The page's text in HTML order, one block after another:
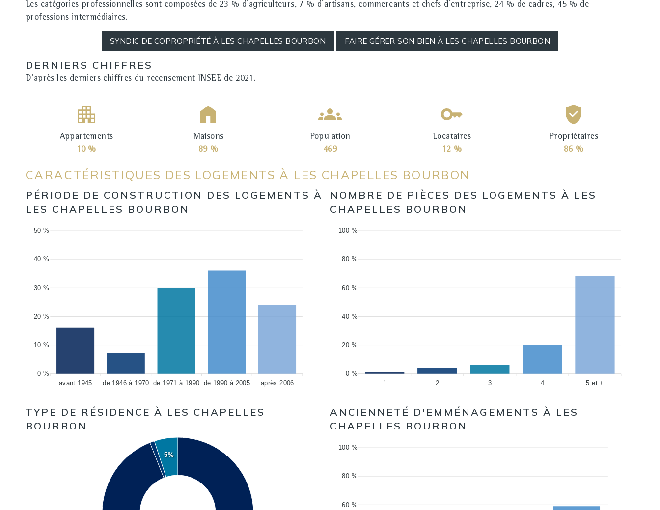
Les catégories professionnelles sont composées de 23 % d'agriculteurs, 7 % d'artisans, commercants et chefs d'entreprise, 24 % de cadres, 45 % de
professions intermédiaires.
SYNDIC DE COPROPRIÉTÉ À LES CHAPELLES BOURBON FAIRE GÉRER SON BIEN À LES CHAPELLES BOURBON
DERNIERS CHIFFRES
D'après les derniers chiffres du recensement INSEE de 2021.
Appartements
10 %
Maisons
89 %
Population
469
Locataires
12 %
Propriétaires
86 %
CARACTÉRISTIQUES DES LOGEMENTS À LES CHAPELLES BOURBON
PÉRIODE DE CONSTRUCTION DES LOGEMENTS À
LES CHAPELLES BOURBON
50 %
40 %
30 %
20 %
10 %
0 %
avant 1945
de 1946 à 1970 de 1971 à 1990 de 1990 à 2005 après 2006
NOMBRE DE PIÈCES DES LOGEMENTS À LES
CHAPELLES BOURBON
100 %
80 %
60 %
40 %
20 %
0 %
1
2 3 4 5 et +
TYPE DE RÉSIDENCE À LES CHAPELLES
BOURBON
5%
ANCIENNETÉ D'EMMÉNAGEMENTS À LES
CHAPELLES BOURBON
100 %
80 %
60 %